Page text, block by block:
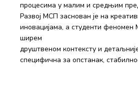
процесима у малим и средњим
Развој МСП заснован је на
иновацијама, а студенти феномен
ширем
друштвеном контексту и
специфична за опстанак,